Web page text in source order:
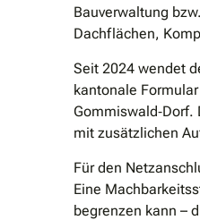
Bauverwaltung
Dachflächen,
Seit 2024 wendet
kantonale
mit zusätzlichen
Für den
Eine
begrenzen kann –